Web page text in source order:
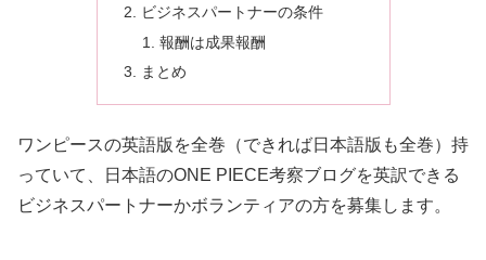
ビジネスパートナーの条件
報酬は成果報酬
まとめ
ワンピースの英語版を全巻（できれば日本語版も全巻）持
っていて、日本語のONE PIECE考察ブログを英訳できる
ビジネスパートナーかボランティアの方を募集します。